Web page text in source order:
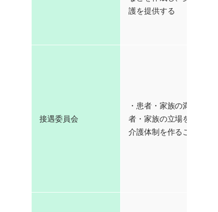
護を提供する
接遇委員会
・患者・家族の満足度を
者・家族の立場を尊重し
介護体制を作ることを目